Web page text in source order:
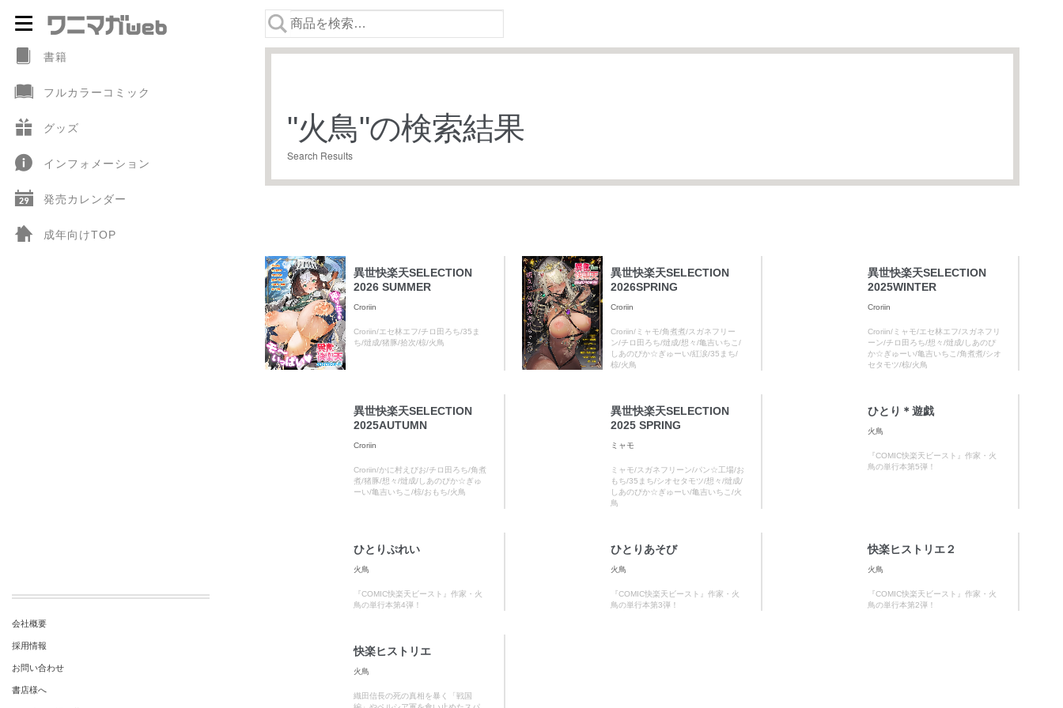
ナ
ー
シ
ン
へ
ス
キ
コ
ン
ツ
ス
キ
ッ
プ
"火鳥"の検索結果
Search Results
異世快楽天SELECTION
2026 SUMMER
Croriin
Croriin/エセ林エフ/チロ田ろち/35ま
ち/燵成/猪豚/拾次/椋/火鳥
異世快楽天SELECTION
2026SPRING
Croriin
Croriin/ミャモ/角煮煮/スガネフリー
ン/チロ田ろち/燵成/想々/亀吉いちこ/
しあのぴか☆ぎゅーい/紅涙/35まち/
椋/火鳥
異世快楽天SELECTION
2025WINTER
Croriin
Croriin/ミャモ/エセ林エフ/スガネフリ
ーン/チロ田ろち/想々/燵成/しあのぴ
か☆ぎゅーい/亀吉いちこ/角煮煮/シオ
セタモツ/椋/火鳥
異世快楽天SELECTION
2025AUTUMN
Croriin
Croriin/かに村えびお/チロ田ろち/角煮
煮/猪豚/想々/燵成/しあのぴか☆ぎゅ
ーい/亀吉いちこ/椋/おもち/火鳥
異世快楽天SELECTION
2025 SPRING
ミャモ
ミャモ/スガネフリーン/パン☆工場/お
もち/35まち/シオセタモツ/想々/燵成/
しあのぴか☆ぎゅーい/亀吉いちこ/火
鳥
ひとり＊遊戯
火鳥
『COMIC快楽天ビースト』作家・火
鳥の単行本第5弾！
ひとりぷれい
火鳥
『COMIC快楽天ビースト』作家・火
鳥の単行本第4弾！
ひとりあそび
火鳥
『COMIC快楽天ビースト』作家・火
鳥の単行本第3弾！
快楽ヒストリエ２
火鳥
『COMIC快楽天ビースト』作家・火
鳥の単行本第2弾！
快楽ヒストリエ
火鳥
織田信長の死の真相を暴く「戦国
書籍
フルカラーコミック
グッズ
インフォメーション
発売カレンダー
成年向けTOP
会社概要
採用情報
お問い合わせ
書店様へ